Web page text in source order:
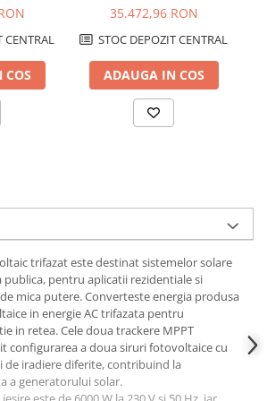
aerian
tensiune -
CENTRAL
35.472,96 RON
STOC DEPOZIT CENTRAL
ADAUGA IN COS
trifazat este destinat sistemelor solare
publica, pentru aplicatii rezidentiale si
mica putere. Converteste energia produsa
in energie AC trifazata pentru
in retea. Cele doua trackere MPPT
configurarea a doua siruri fotovoltaice cu
iradiere diferite, contribuind la
a generatorului solar.